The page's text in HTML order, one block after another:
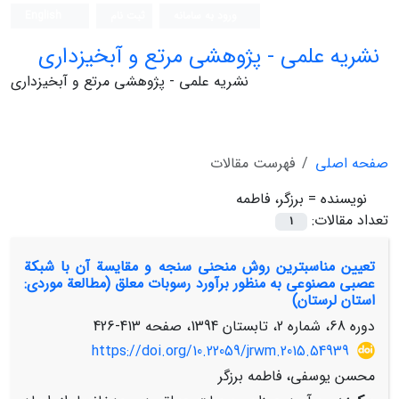
نشریه علمی - پژوهشی مرتع و آبخیزداری
نشریه علمی - پژوهشی مرتع و آبخیزداری
صفحه اصلی
فهرست مقالات
نویسنده = برزگر، فاطمه
تعداد مقالات:
1
تعیین مناسب‏ترین روش منحنی سنجه و مقایسة آن با شبکة
عصبی مصنوعی به منظور برآورد رسوبات معلق (مطالعة موردی:
استان لرستان)
دوره 68، شماره 2، تابستان 1394، صفحه
413-426
https://doi.org/10.22059/jrwm.2015.54939
محسن یوسفی، فاطمه برزگر